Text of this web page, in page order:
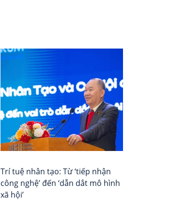
Trí tuệ nhân tạo: Từ ‘tiếp nhận
công nghệ’ đến ‘dẫn dắt mô hình
xã hội’